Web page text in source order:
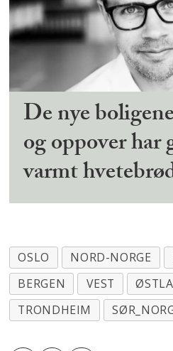
De nye
og oppover har
varmt
OSLO NORD-NORGE
BERGEN
VEST
TRONDHEIM